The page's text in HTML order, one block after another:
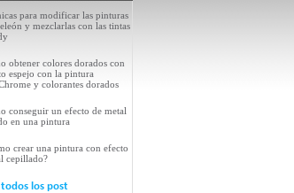
para modificar las pinturas
y mezclarlas con las tintas
obtener colores dorados con
espejo con la pintura
y colorantes dorados
conseguir un efecto de metal
en una pintura
crear una pintura con efecto
cepillado?
los post